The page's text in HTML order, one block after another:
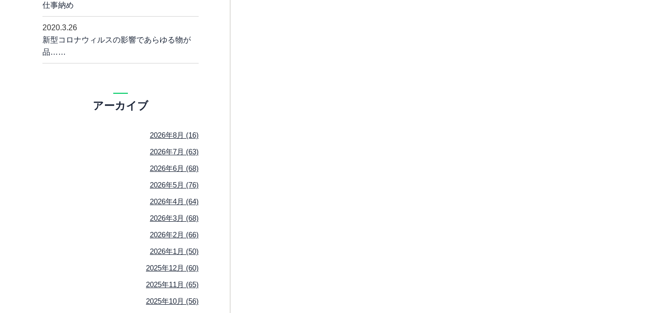
仕事納め
2020.3.26
新型コロナウィルスの影響であらゆる物が
品……
アーカイブ
2026年8月 (16)
2026年7月 (63)
2026年6月 (68)
2026年5月 (76)
2026年4月 (64)
2026年3月 (68)
2026年2月 (66)
2026年1月 (50)
2025年12月 (60)
2025年11月 (65)
2025年10月 (56)